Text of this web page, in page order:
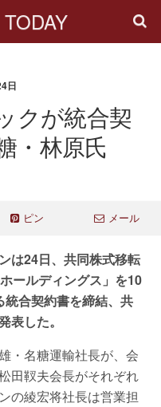
日
クが統合契
・林原氏
ピン メール
は24日、共同株式移転
ールディングス」を10
統合契約書を締結、共
表した。
・名糖運輸社長が、会
田靫夫会長がそれぞれ
の綾宏将社長は営業担